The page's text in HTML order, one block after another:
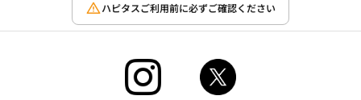
ハピタスご利用前に必ずご確認ください